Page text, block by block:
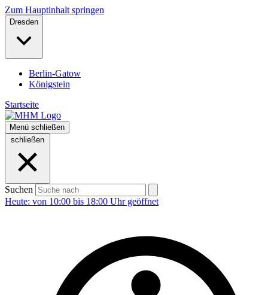
Zum Hauptinhalt springen
Dresden
Berlin-Gatow
Königstein
Startseite
Menü schließen
schließen
Suchen
Heute: von 10:00 bis 18:00 Uhr geöffnet